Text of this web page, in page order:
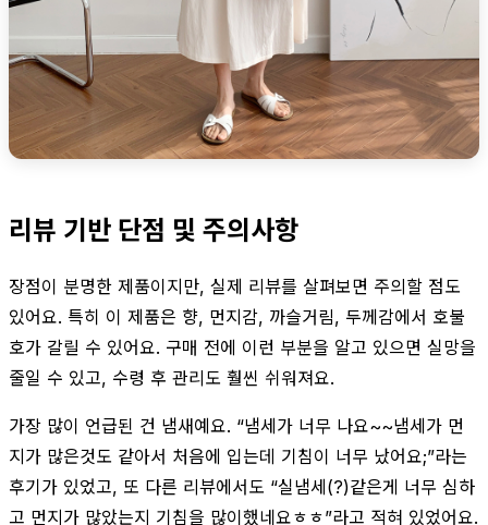
리뷰 기반 단점 및 주의사항
장점이 분명한 제품이지만, 실제 리뷰를 살펴보면 주의할 점도
있어요. 특히 이 제품은 향, 먼지감, 까슬거림, 두께감에서 호불
호가 갈릴 수 있어요. 구매 전에 이런 부분을 알고 있으면 실망을
줄일 수 있고, 수령 후 관리도 훨씬 쉬워져요.
가장 많이 언급된 건 냄새예요. “냄세가 너무 나요~~냄세가 먼
지가 많은것도 같아서 처음에 입는데 기침이 너무 났어요;”라는
후기가 있었고, 또 다른 리뷰에서도 “실냄세(?)같은게 너무 심하
고 먼지가 많았는지 기침을 많이했네요ㅎㅎ”라고 적혀 있었어요.